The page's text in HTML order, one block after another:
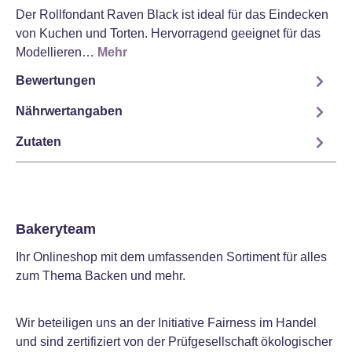
Der Rollfondant Raven Black ist ideal für das Eindecken
von Kuchen und Torten. Hervorragend geeignet für das
Modellieren… Mehr
Bewertungen
Nährwertangaben
Zutaten
Bakeryteam
Ihr Onlineshop mit dem umfassenden Sortiment für alles
zum Thema Backen und mehr.
Wir beteiligen uns an der Initiative Fairness im Handel
und sind zertifiziert von der Prüfgesellschaft ökologischer